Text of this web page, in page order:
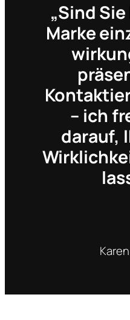
„Sind
Marke
– ich
darauf,